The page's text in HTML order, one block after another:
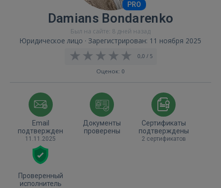
PRO
Damians Bondarenko
Был на сайте: 8 дней назад
Юридическое лицо · Зарегистрирован: 11 ноября 2025
0,0 / 5
Оценок: 0
Email
подтвержден
11.11.2025
Документы
проверены
Сертификаты
подтверждены
2 сертификатов
Проверенный
исполнитель